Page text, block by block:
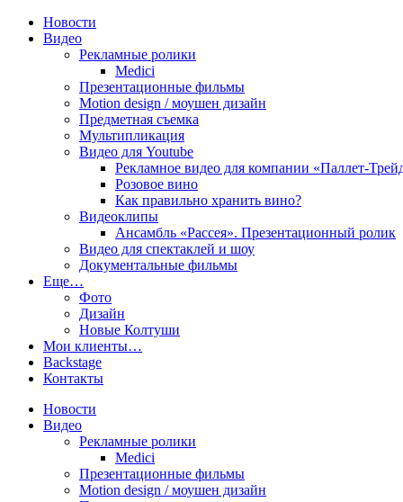
film10.ru
Новости
Видео
Рекламные ролики
Medici
Презентационные фильмы
Motion design / моушен дизайн
Предметная съемка
Мультипликация
Видео для Youtube
Рекламное видео для компании «Паллет-
Розовое вино
Как правильно хранить вино?
Видеоклипы
Ансамбль «Рассея». Презентационный ролик
Видео для спектаклей и шоу
Документальные фильмы
Еще…
Фото
Дизайн
Новые Колтуши
Мои клиенты…
Backstage
Контакты
Новости
Видео
Рекламные ролики
Medici
Презентационные фильмы
Motion design / моушен дизайн